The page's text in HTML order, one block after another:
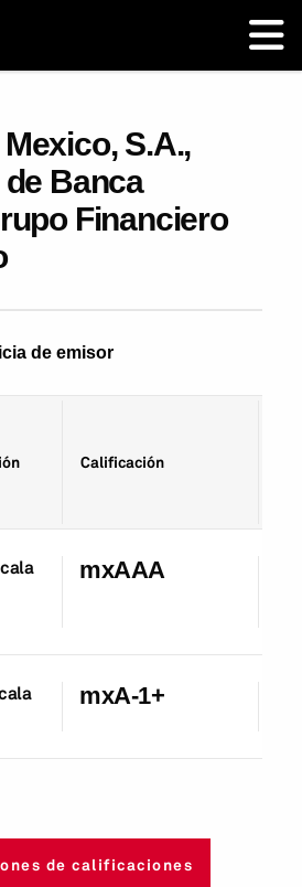
S.A.,
Banca
Financiero
de emisor
Calificación
mxAAA
mxA-1+
de calificaciones